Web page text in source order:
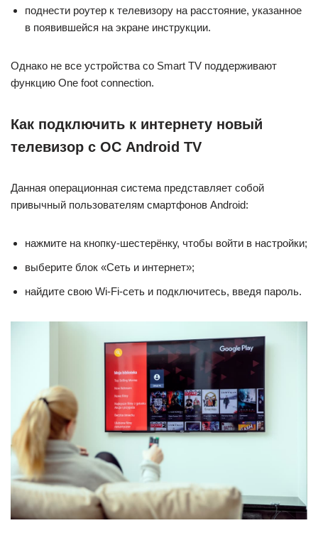
поднести роутер к телевизору на расстояние, указанное
в появившейся на экране инструкции.
Однако не все устройства со Smart TV поддерживают
функцию One foot connection.
Как подключить к интернету новый
телевизор с ОС Android TV
Данная операционная система представляет собой
привычный пользователям смартфонов Android:
нажмите на кнопку-шестерёнку, чтобы войти в настройки;
выберите блок «Сеть и интернет»;
найдите свою Wi-Fi-сеть и подключитесь, введя пароль.